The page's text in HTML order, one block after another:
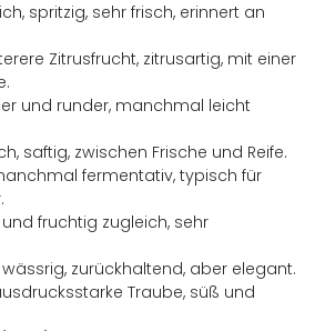
spritzig, sehr frisch, erinnert an
Zitrusfrucht, zitrusartig, mit einer
und runder, manchmal leicht
saftig, zwischen Frische und Reife.
fermentativ, typisch für
fruchtig zugleich, sehr
wässrig, zurückhaltend, aber elegant.
Traube, süß und